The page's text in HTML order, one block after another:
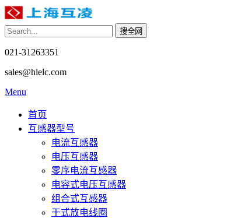
021-31263351
sales@hlelc.com
Menu
首页
互感器型号
电流互感器
电压互感器
零序电流互感器
电容式电压互感器
组合式互感器
干式放电线圈